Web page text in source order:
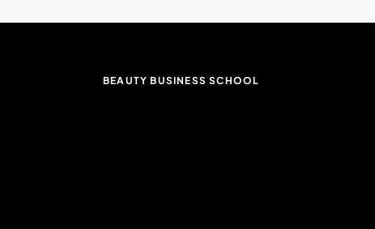
BEAUTY BUSINESS SCHOOL